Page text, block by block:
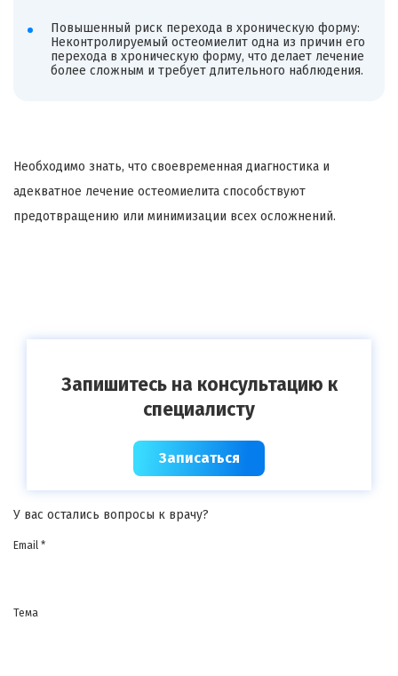
Повышенный риск перехода в хроническую форму:
Неконтролируемый остеомиелит одна из причин его
перехода в хроническую форму, что делает лечение
более сложным и требует длительного наблюдения.
Необходимо знать, что своевременная диагностика и
адекватное лечение остеомиелита способствуют
предотвращению или минимизации всех осложнений.
Запишитесь на консультацию к
специалисту
Записаться
У вас остались вопросы к врачу?
Email *
Тема